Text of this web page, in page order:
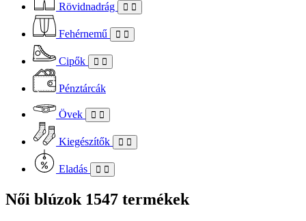
Rövidnadrág
Fehérnemű
Cipők
Pénztárcák
Övek
Kiegészítők
Eladás
Női blúzok 1547 termékek